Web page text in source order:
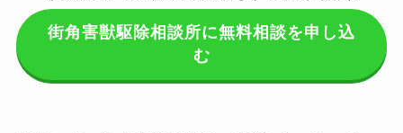
街角害獣駆除相談所に無料相談を申し込
む